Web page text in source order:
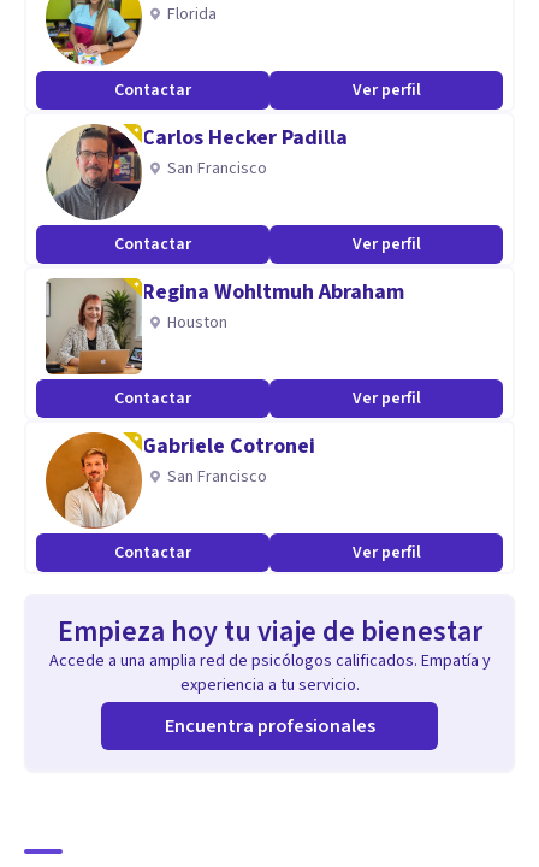
Florida
Contactar Ver perfil
Carlos Hecker Padilla
San Francisco
Contactar Ver perfil
Regina Wohltmuh Abraham
Houston
Contactar Ver perfil
Gabriele Cotronei
San Francisco
Contactar Ver perfil
Empieza hoy tu viaje de bienestar
Accede a una amplia red de psicólogos calificados. Empatía y
experiencia a tu servicio.
Encuentra profesionales